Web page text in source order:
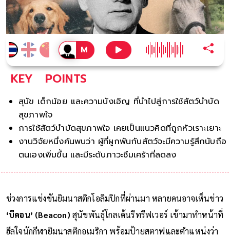
KEY POINTS
สุนัข เด็กน้อย และความบังเอิญ ที่นำไปสู่การใช้สัตว์บำบัด
สุขภาพใจ
การใช้สัตว์บำบัดสุขภาพใจ เคยเป็นแนวคิดที่ถูกหัวเราะเยาะ
งานวิจัยหนึ่งค้นพบว่า ผู้ที่ผูกพันกับสัตว์จะมีความรู้สึกนับถือ
ตนเองเพิ่มขึ้น และมีระดับภาวะซึมเศร้าที่ลดลง
ช่วงการแข่งขันยิมนาสติกโอลิมปิกที่ผ่านมา หลายคนอาจเห็นข่าว
‘บีคอน’ (Beacon) สุนัขพันธุ์โกลเด้นรีทรีฟเวอร์ เข้ามาทำหน้าที่
ฮีลใจนักกีฬายิมนาสติกอเมริกา พร้อมป้ายสตาฟและตำแหน่งว่า